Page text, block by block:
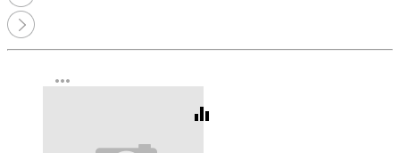
more_horiz
equalizer